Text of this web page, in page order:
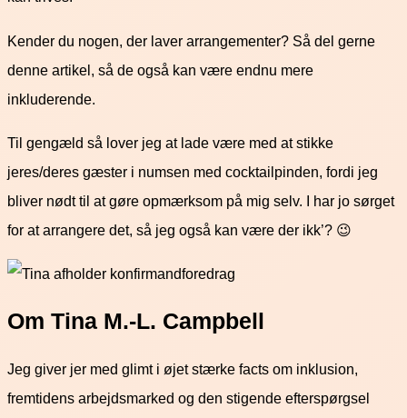
Kender du nogen, der laver arrangementer? Så del gerne
denne artikel, så de også kan være endnu mere
inkluderende.
Til gengæld så lover jeg at lade være med at stikke
jeres/deres gæster i numsen med cocktailpinden, fordi jeg
bliver nødt til at gøre opmærksom på mig selv. I har jo sørget
for at arrangere det, så jeg også kan være der ikk’? 😉
Om Tina M.-L. Campbell
Jeg giver jer med glimt i øjet stærke facts om inklusion,
fremtidens arbejdsmarked og den stigende efterspørgsel